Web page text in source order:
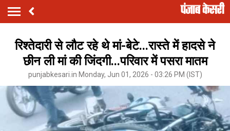
रिश्तेदारी से लौट रहे थे मां-बेटे...रास्ते में हादसे ने
छीन ली मां की जिंदगी...परिवार में पसरा मातम
punjabkesari.in Monday, Jun 01, 2026 - 03:26 PM (IST)